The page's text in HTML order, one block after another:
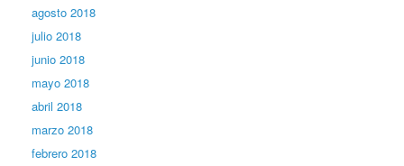
agosto 2018
julio 2018
junio 2018
mayo 2018
abril 2018
marzo 2018
febrero 2018